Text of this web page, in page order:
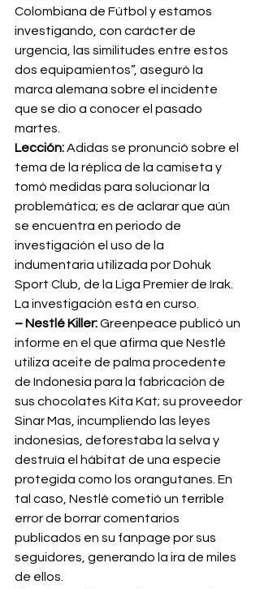
Colombiana de Fútbol y estamos
investigando, con carácter de
urgencia, las similitudes entre estos
dos equipamientos”, aseguró la
marca alemana sobre el incidente
que se dio a conocer el pasado
martes.
Lección: Adidas se pronunció sobre el
tema de la réplica de la camiseta y
tomó medidas para solucionar la
problemática; es de aclarar que aún
se encuentra en periodo de
investigación el uso de la
indumentaria utilizada por Dohuk
Sport Club, de la Liga Premier de Irak.
La investigación está en curso.
– Nestlé Killer: Greenpeace publicó un
informe en el que afirma que Nestlé
utiliza aceite de palma procedente
de Indonesia para la fabricación de
sus chocolates Kita Kat; su proveedor
Sinar Mas, incumpliendo las leyes
indonesias, deforestaba la selva y
destruía el hábitat de una especie
protegida como los orangutanes. En
tal caso, Nestlé cometió un terrible
error de borrar comentarios
publicados en su fanpage por sus
seguidores, generando la ira de miles
de ellos.